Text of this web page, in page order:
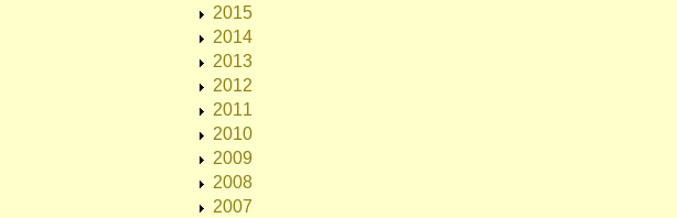
2015
2014
2013
2012
2011
2010
2009
2008
2007